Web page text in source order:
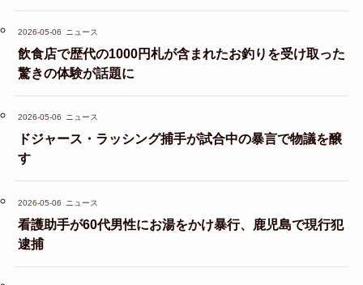
2026-05-06 ニュース
飲食店で歴代の1000円札が含まれたお釣りを受け取った
驚きの体験が話題に
2026-05-06 ニュース
ドジャース・ラッシング捕手が試合中の暴言で物議を醸
す
2026-05-06 ニュース
看護助手が60代男性にお湯をかけ暴行、鹿児島で現行犯
逮捕